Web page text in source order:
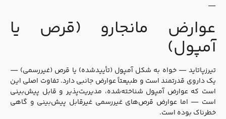
—
عوارض مانجارو (قرص یا
آمپول)
تیرزپاتاید — خواه به شکل آمپول (تأییدشده) یا قرص (غیررسمی) —
یک داروی قدرتمند است و طبیعتاً عوارض جانبی دارد. تفاوت اصلی این
است که عوارض آمپول شناخته‌شده، مدیریت‌پذیر و قابل پیش‌بینی
است — اما عوارض قرص‌های غیررسمی غیرقابل پیش‌بینی و گاهی
خطرناک بوده است.